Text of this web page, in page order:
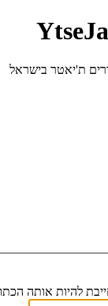
ת'יאטר בישראל
להיות אותה